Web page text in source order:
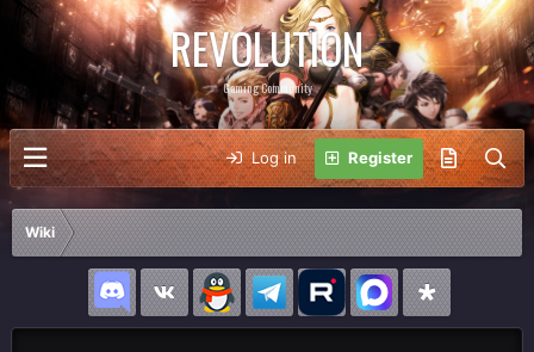
REVOLUTION
Gaming Community
Log in Register
Wiki